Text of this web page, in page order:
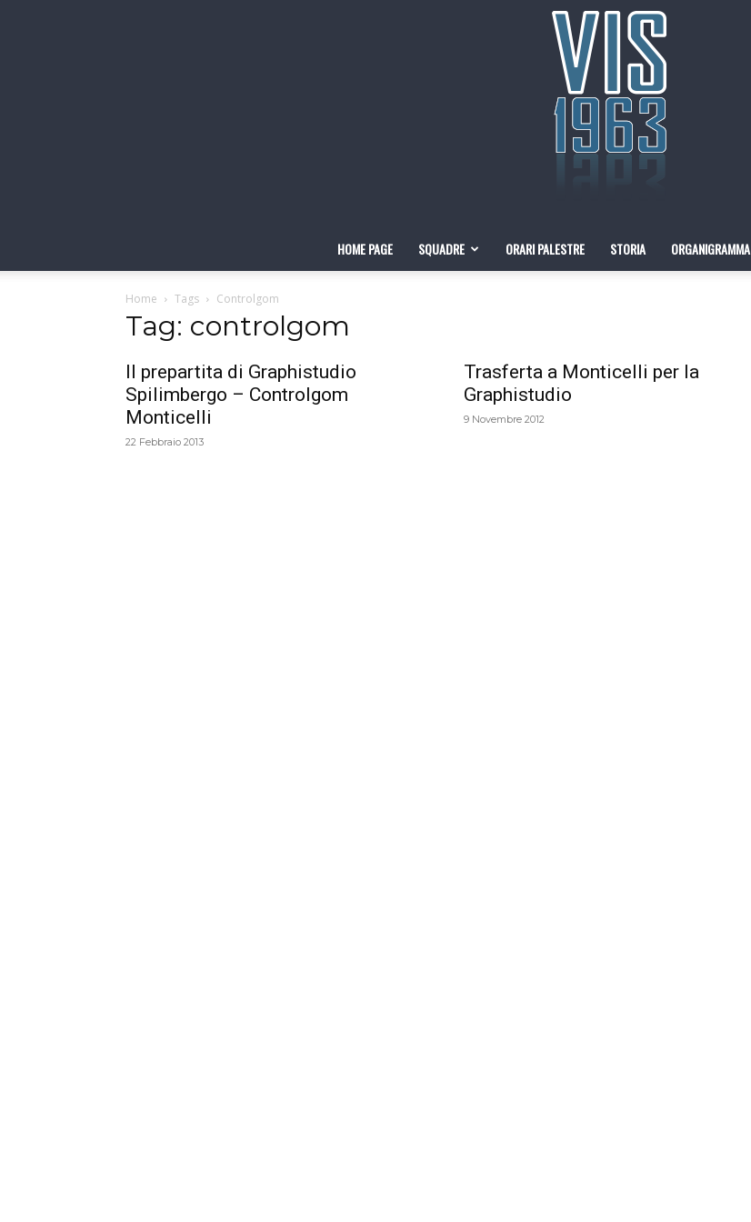
HOME PAGE SQUADRE ORARI PALESTRE STORIA ORGANIGRAMMA
Home Tags Controlgom
Tag: controlgom
Il prepartita di Graphistudio
Spilimbergo – Controlgom
Monticelli
22 Febbraio 2013
Trasferta a Monticelli per la
Graphistudio
9 Novembre 2012